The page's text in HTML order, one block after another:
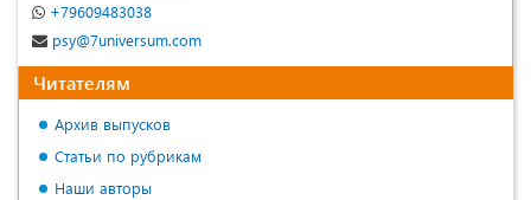
+79609483038
psy@7universum.com
Читателям
Архив выпусков
Статьи по рубрикам
Наши авторы